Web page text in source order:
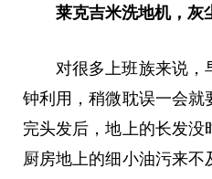
莱克吉米洗地机，灰
对很多上班族来说，
钟利用，稍微耽误一会就
完头发后，地上的长发没
厨房地上的细小油污来